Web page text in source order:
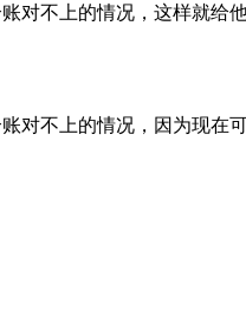
对不上的情况，这样就给
对不上的情况，因为现在